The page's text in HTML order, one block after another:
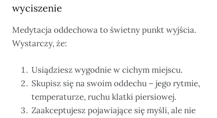
wyciszenie
Medytacja oddechowa to świetny punkt wyjścia.
Wystarczy, że:
Usiądziesz wygodnie w cichym miejscu.
Skupisz się na swoim oddechu – jego rytmie,
temperaturze, ruchu klatki piersiowej.
Zaakceptujesz pojawiające się myśli, ale nie